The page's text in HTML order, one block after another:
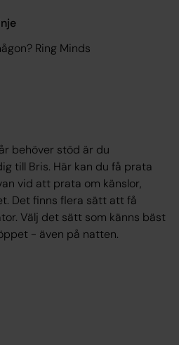
Ring Minds
behöver stöd är du
till Bris. Här kan du få prata
vid att prata om känslor,
Det finns flera sätt att få
Välj det sätt som känns bäst
- även på natten.